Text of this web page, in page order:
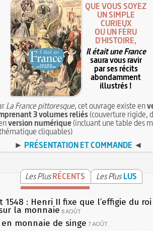
QUE VOUS SOYEZ
UN SIMPLE
CURIEUX
OU UN FÉRU
D'HISTOIRE,
Il était une France
saura vous ravir
par ses récits
abondamment
illustrés !
La France pittoresque, cet ouvrage existe en
3 volumes reliés(couverture rigide,
version numérique(incluant une table des
cliquables)
► PRÉSENTATION ET COMMANDE ◄
Les PlusRÉCENTS Les Plus LUS
1548 : Henri II fixe que l’effigie du
la monnaie 8 AOÛT
en monnaie de singe 7 AOÛT